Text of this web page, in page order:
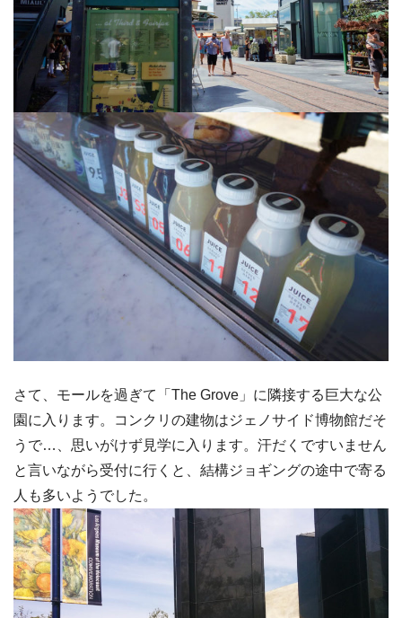
さて、モールを過ぎて「The Grove」に隣接する巨大な公
園に入ります。コンクリの建物はジェノサイド博物館だそ
うで…、思いがけず見学に入ります。汗だくですいません
と言いながら受付に行くと、結構ジョギングの途中で寄る
人も多いようでした。